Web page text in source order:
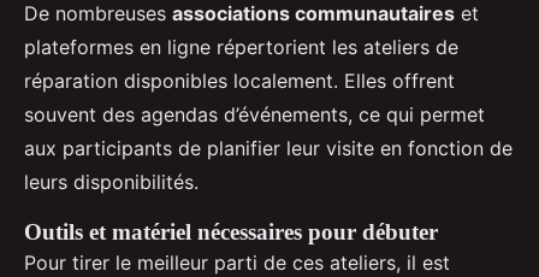
De nombreuses associations communautaires et
plateformes en ligne répertorient les ateliers de
réparation disponibles localement. Elles offrent
souvent des agendas d’événements, ce qui permet
aux participants de planifier leur visite en fonction de
leurs disponibilités.
Outils et matériel nécessaires pour débuter
Pour tirer le meilleur parti de ces ateliers, il est